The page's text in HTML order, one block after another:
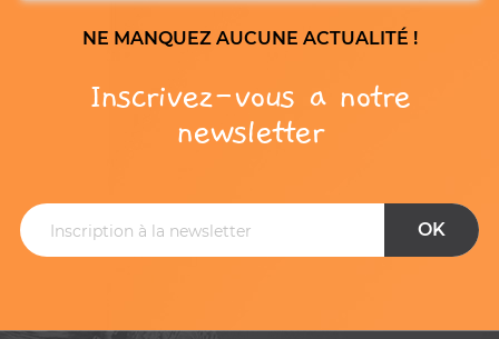
NE MANQUEZ AUCUNE ACTUALITÉ !
Inscrivez-vous a notre
newsletter